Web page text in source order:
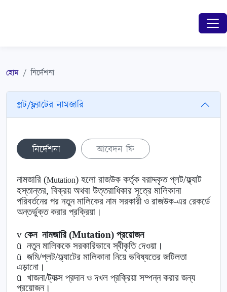
হোম নির্দেশনা
প্লট/ফ্ল্যাটের নামজারি
নির্দেশনা আবেদন ফি
নামজারি (Mutation) হলো রাজউক কর্তৃক বরাদ্দকৃত প্লট/ফ্ল্যাট
হস্তান্তর, বিক্রয় অথবা উত্তরাধিকার সূত্রে মালিকানা
পরিবর্তনের পর নতুন মালিকের নাম সরকারী ও রাজউক-এর রেকর্ডে
অন্তর্ভুক্ত করার প্রক্রিয়া।
v কেন নামজারি (Mutation) প্রয়োজন
ü নতুন মালিককে সরকারিভাবে স্বীকৃতি দেওয়া।
ü জমি/প্লট/ফ্ল্যাটের মালিকানা নিয়ে ভবিষ্যতের জটিলতা
এড়ানো।
ü খাজনা/ট্যাক্স প্রদান ও দখল প্রক্রিয়া সম্পন্ন করার জন্য
প্রয়োজন।